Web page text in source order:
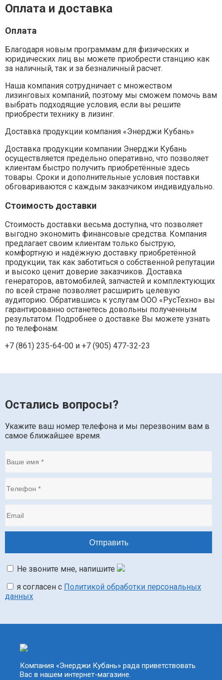
Оплата и доставка
Оплата
Благодаря новым программам для физических и
юридических лиц вы можете приобрести станцию как
за наличный, так и за безналичный расчет.
Наша компания сотрудничает с множеством
лизинговых компаний, поэтому мы сможем помочь вам
выбрать подходящие условия, если вы решите
приобрести технику в лизинг.
Доставка продукции компания «Энерджи Кубань»
Доставка продукции компании Энерджи Кубань
осуществляется предельно оперативно, что позволяет
клиентам быстро получить приобретённые здесь
товары. Сроки и дополнительные условия поставки
обговариваются с каждым заказчиком индивидуально.
Стоимость доставки
Стоимость доставки весьма доступна, что позволяет
выгодно экономить финансовые средства. Компания
предлагает своим клиентам только быструю,
комфортную и надёжную доставку приобретённой
продукции, так как заботиться о собственной репутации
и высоко ценит доверие заказчиков. Доставка
генераторов, автомобилей, запчастей и комплектующих
по всей стране позволяет расширить целевую
аудиторию. Обратившись к услугам ООО «РусТехно» вы
гарантированно останетесь довольны полученным
результатом. Подробнее о доставке Вы можете узнать
по телефонам:
+7 (861) 235-64-00 и +7 (905) 477-32-23
Остались вопросы?
Укажите ваш номер телефона и мы перезвоним вам в
самое ближайшее время.
Не звоните мне, напишите
я согласен с Политикой обработки персональных
данных
Компания «Энерджи Кубань» рада приветствовать
Вас в нашем интернет-магазине.